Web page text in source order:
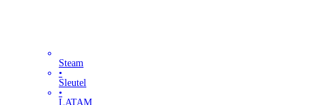
Steam
•
Sleutel
•
LATAM